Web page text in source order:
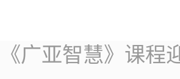
《广亚智慧》课程